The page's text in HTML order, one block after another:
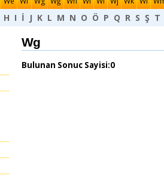
H I İ J K L M N O Ö P Q R S Ş T
Wg
Bulunan Sonuc Sayisi:0